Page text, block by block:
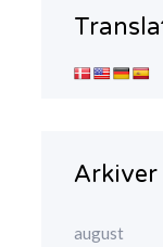
Arkiver
august